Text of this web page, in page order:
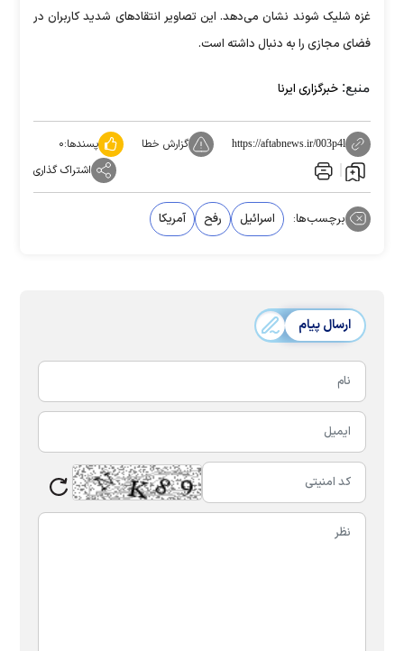
غزه شلیک شوند نشان می‌دهد. این تصاویر انتقاد‌های شدید کاربران در
فضای مجازی را به دنبال داشته است.
منبع: خبرگزاری ایرنا
https://aftabnews.ir/003p4l گزارش خطا پسندها:۰
اشتراک گذاری
برچسب‌ها: اسرائیل رفح آمریکا
ارسال پیام